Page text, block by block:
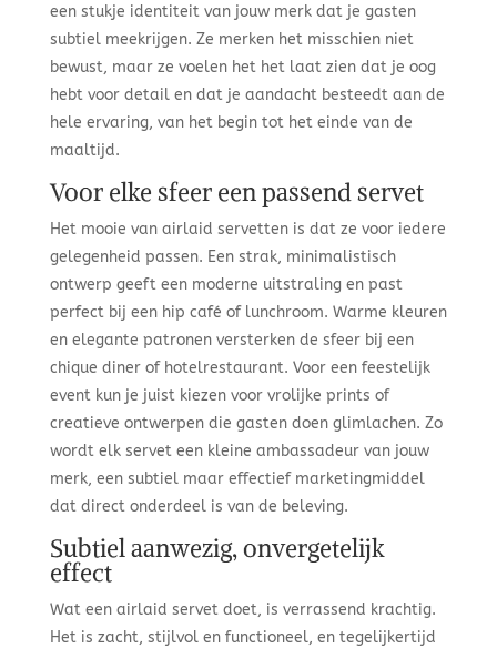
een stukje identiteit van jouw merk dat je gasten
subtiel meekrijgen. Ze merken het misschien niet
bewust, maar ze voelen het het laat zien dat je oog
hebt voor detail en dat je aandacht besteedt aan de
hele ervaring, van het begin tot het einde van de
maaltijd.
Voor elke sfeer een passend servet
Het mooie van airlaid servetten is dat ze voor iedere
gelegenheid passen. Een strak, minimalistisch
ontwerp geeft een moderne uitstraling en past
perfect bij een hip café of lunchroom. Warme kleuren
en elegante patronen versterken de sfeer bij een
chique diner of hotelrestaurant. Voor een feestelijk
event kun je juist kiezen voor vrolijke prints of
creatieve ontwerpen die gasten doen glimlachen. Zo
wordt elk servet een kleine ambassadeur van jouw
merk, een subtiel maar effectief marketingmiddel
dat direct onderdeel is van de beleving.
Subtiel aanwezig, onvergetelijk
effect
Wat een airlaid servet doet, is verrassend krachtig.
Het is zacht, stijlvol en functioneel, en tegelijkertijd